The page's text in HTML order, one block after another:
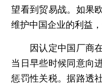
望看到贸易战。如果
维护中国企业的利益
因认定中国厂商在
当日早些时候同意向
惩罚性关税。据路透